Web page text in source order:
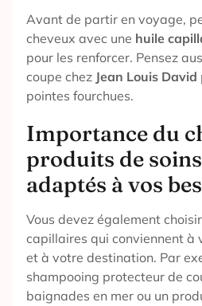
Avant de partir en voyage,
cheveux avec une huile
pour les renforcer. Pensez
coupe chez Jean Louis David
pointes fourchues.
Importance du
produits de
adaptés à vos
Vous devez également
capillaires qui conviennent à
et à votre destination. Par
shampooing protecteur de
baignades en mer ou un